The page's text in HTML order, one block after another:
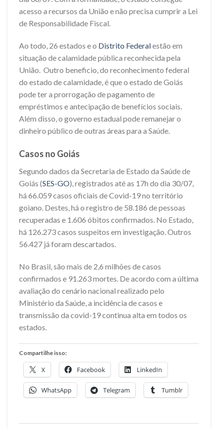
acesso a recursos da União e não precisa cumprir a Lei
de Responsabilidade Fiscal.
Ao todo, 26 estados e o Distrito Federalestão em
situação de calamidade pública reconhecida pela
União. Outro beneficio, do reconhecimento federal
do estado de calamidade, é que o estado de Goiás
pode ter a prorrogação de pagamento de
empréstimos e antecipação de benefícios sociais.
Além disso, o governo estadual pode remanejar o
dinheiro público de outras áreas para a Saúde.
Casos no Goiás
Segundo dados da Secretaria de Estado da Saúde de
Goiás (SES-GO), registrados até as 17h do dia 30/07,
há 66.059 casos oficiais de Covid-19 no território
goiano. Destes, há o registro de 58.186 de pessoas
recuperadas e 1.606 óbitos confirmados. No Estado,
há 126.273 casos suspeitos em investigação. Outros
56.427 já foram descartados.
No Brasil, são mais de 2,6 milhões de casos
confirmados e 91.263 mortes. De acordo com a última
avaliação do cenário nacional realizado pelo
Ministério da Saúde, a incidência de casos e
transmissão da covid-19 continua alta em todos os
estados.
Compartilhe isso:
X Facebook LinkedIn
WhatsApp Telegram Tumblr